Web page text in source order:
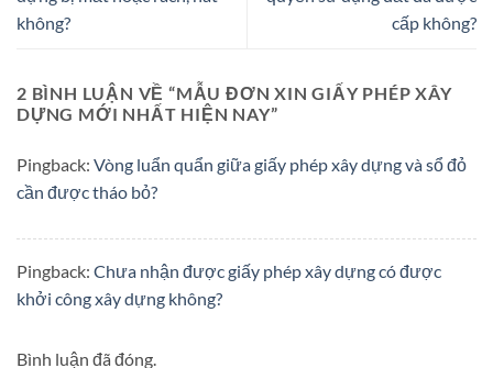
không?
cấp không?
2 BÌNH LUẬN VỀ “MẪU ĐƠN XIN GIẤY PHÉP XÂY
DỰNG MỚI NHẤT HIỆN NAY”
Pingback: Vòng luẩn quẩn giữa giấy phép xây dựng và sổ đỏ
cần được tháo bỏ?
Pingback: Chưa nhận được giấy phép xây dựng có được
khởi công xây dựng không?
Bình luận đã đóng.